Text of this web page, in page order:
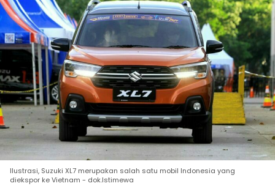
Ilustrasi, Suzuki XL7 merupakan salah satu mobil Indonesia yang
diekspor ke Vietnam - dok.Istimewa